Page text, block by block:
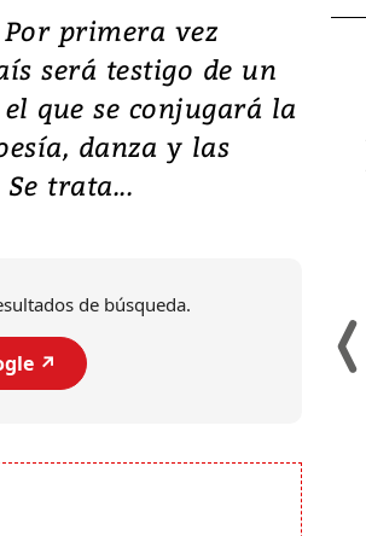
primera vez
será testigo de un
que se conjugará la
danza y las
trata...
de búsqueda.
↗️
Lula lanza su
candidatura con
de inversión
defensa, educación y
raras
recuerdos y escuetas